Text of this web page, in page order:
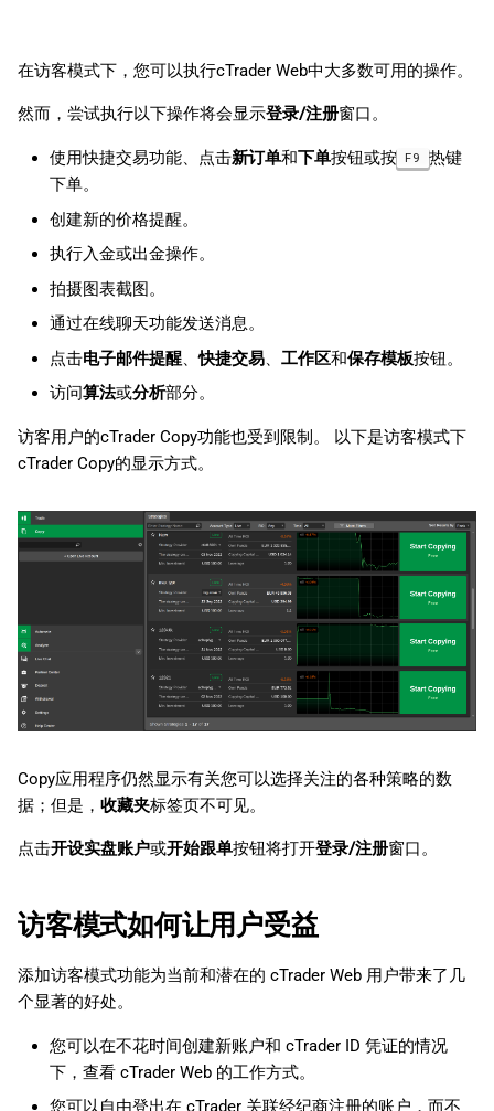
在访客模式下，您可以执行cTrader Web中大多数可用的操作。
然而，尝试执行以下操作将会显示登录/注册窗口。
使用快捷交易功能、点击新订单和下单按钮或按 F9 热键
下单。
创建新的价格提醒。
执行入金或出金操作。
拍摄图表截图。
通过在线聊天功能发送消息。
点击电子邮件提醒、快捷交易、 工作区和保存模板按钮。
访问算法或分析部分。
访客用户的cTrader Copy功能也受到限制。 以下是访客模式下
cTrader Copy的显示方式。
Copy应用程序仍然显示有关您可以选择关注的各种策略的数
据；但是， 收藏夹标签页不可见。
点击开设实盘账户或开始跟单按钮将打开登录/注册窗口。
访客模式如何让用户受益
添加访客模式功能为当前和潜在的 cTrader Web 用户带来了几
个显著的好处。
您可以在不花时间创建新账户和 cTrader ID 凭证的情况
下，查看 cTrader Web 的工作方式。
您可以自由登出在 cTrader 关联经纪商注册的账户，而不